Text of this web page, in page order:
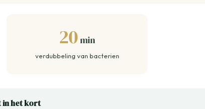
20 min
verdubbeling van bacterien
het kort